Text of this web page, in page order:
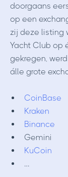
doorgaans
op een
zij deze listing
Yacht Club op
gekregen,
álle grote
CoinBase
Kraken
Binance
Gemini
KuCoin
…